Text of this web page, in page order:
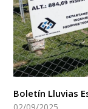
Boletín Lluvias